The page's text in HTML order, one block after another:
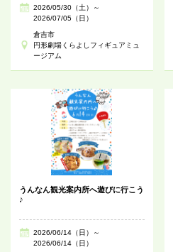
2026/05/30（土）～
2026/07/05（日）
倉吉市
円形劇場くらよしフィギュアミュ
ージアム
うんなん観光案内所へ遊びに行こう
♪
2026/06/14（日）～
2026/06/14（日）